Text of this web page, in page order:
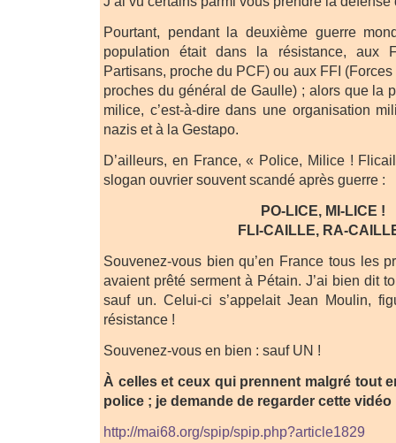
Pourtant, pendant la deuxième guerre
population était dans la résistance, aux
Partisans, proche du PCF) ou aux FFI (Forces
proches du général de Gaulle) ; alors que la
milice, c’est-à-dire dans une organisation
nazis et à la Gestapo.
D’ailleurs, en France, « Police, Milice !
slogan ouvrier souvent scandé après guerre :
PO-LICE, MI-LICE !
FLI-CAILLE, RA-
Souvenez-vous bien qu’en France tous les
avaient prêté serment à Pétain. J’ai bien dit
sauf un. Celui-ci s’appelait Jean Moulin,
résistance !
Souvenez-vous en bien : sauf UN !
À celles et ceux qui prennent malgré tout
police ; je demande de regarder cette vidéo
http://mai68.org/spip/spip.php?article1829